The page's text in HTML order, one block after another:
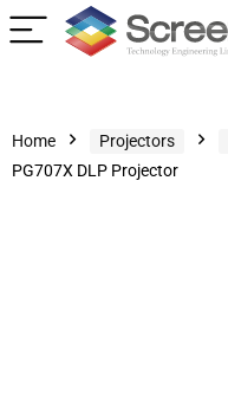
Home Projectors
PG707X DLP Projector